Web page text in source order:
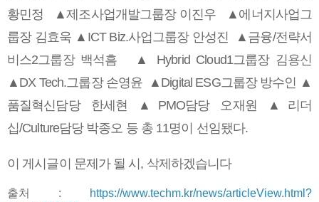
황민정 ▲제조사업개발그룹장 이진우 ▲에너지사업그
룹장 김효욱 ▲ICT Biz.사업그룹장 안성진 ▲금융/전략서
비스2그룹장 백석흠 ▲ Hybrid Cloud1그룹장 김용신
▲DX Tech.그룹장 손영윤 ▲Digital ESG그룹장 방수인 ▲
품질혁신담당 한세현 ▲PMO담당 오재원 ▲리더
십/Culture담당 박종오 등 총 11명이 선임됐다.
이 게시글이 문제가 될 시, 삭제하겠습니다
출처 :
https://www.techm.kr/news/articleView.html?